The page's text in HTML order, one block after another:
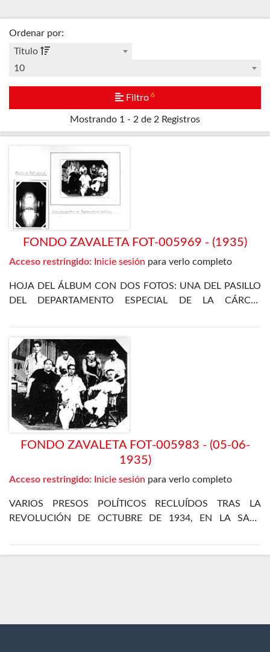
Mostrando 1 - 2 de 2 Registros
Ordenar por:
Título
10
Filtro 6
FONDO ZAVALETA FOT-005969 - (1935)
Acceso restringido: Inicie sesión para verlo completo
HOJA DEL ÁLBUM CON DOS FOTOS: UNA DEL PASILLO
DEL DEPARTAMENTO ESPECIAL DE LA CÁRCEL
LA SALA- DORMITORIO DEL DEPARTAMENTO DE
POLÍTICOS DEL 5 DE JULIO DE 1935
FONDO ZAVALETA FOT-005983 - (05-06-
1935)
Acceso restringido: Inicie sesión para verlo completo
VARIOS PRESOS POLÍTICOS RECLUÍDOS TRAS LA
REVOLUCIÓN DE OCTUBRE DE 1934, EN LA SALA
LA CÁRCEL DE MADRID